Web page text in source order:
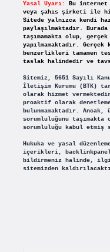
Yasal Uyarı:
Bu internet
veya şahıs şirketi ile
Sitede yalnızca kendi
paylaşılmaktadır.
taşımamakta olup,
yapılmamaktadır.
benzerlikleri tamamen
taslak halindedir ve
Sitemiz, 5651 Sayılı
İletişim Kurumu (BTK)
olarak hizmet
proaktif olarak denetleme
bulunmamaktadır.
sorumluluğunu
sorumluluğu kabul etmiş
Hukuka ve yasal
içerikleri,
bildirmeniz halinde,
sitemizden